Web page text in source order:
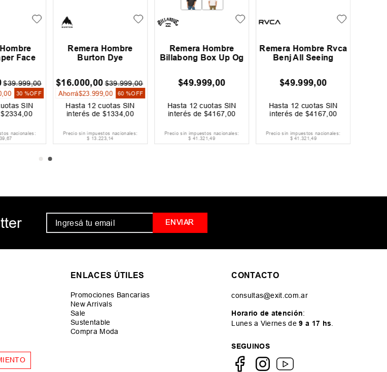
Face
$39.999,00
00 30 %OFF
SIN
2334,00
nacionales:
,67
Remera Hombre
Burton Dye
$16.000,00$39.999,00
Ahorrá$23.999,00 60 %OFF
Hasta12cuotas SIN
interés de$1334,00
Precio sin impuestos nacionales:
13.223,14
Remera Hombre
Billabong Box Up Og
$49.999,00
Hasta12cuotas SIN
interés de$4167,00
Precio sin impuestos nacionales:
41.321,49
Remera Hombre Rvca
Benj All Seeing
$49.999,00
Hasta12cuotas SIN
interés de$4167,00
Precio sin impuestos nacionales:
41.321,49
ENVIAR
ENLACES ÚTILES
Promociones Bancarias
New Arrivals
Sale
Sustentable
Compra Moda
CONTACTO
consultas@exit.com.ar
Horario de atención:
Lunes a Viernes de9 a 17 hs
SEGUINOS